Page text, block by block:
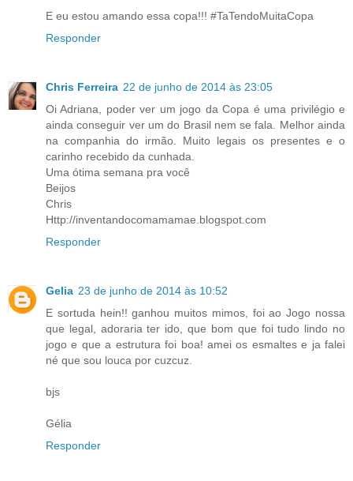
E eu estou amando essa copa!!! #TaTendoMuitaCopa
Responder
Chris Ferreira 22 de junho de 2014 às 23:05
Oi Adriana, poder ver um jogo da Copa é uma privilégio e
ainda conseguir ver um do Brasil nem se fala. Melhor ainda
na companhia do irmão. Muito legais os presentes e o
carinho recebido da cunhada.
Uma ótima semana pra você
Beijos
Chris
Http://inventandocomamamae.blogspot.com
Responder
Gelia 23 de junho de 2014 às 10:52
E sortuda hein!! ganhou muitos mimos, foi ao Jogo nossa
que legal, adoraria ter ido, que bom que foi tudo lindo no
jogo e que a estrutura foi boa! amei os esmaltes e ja falei
né que sou louca por cuzcuz.
bjs
Gélia
Responder